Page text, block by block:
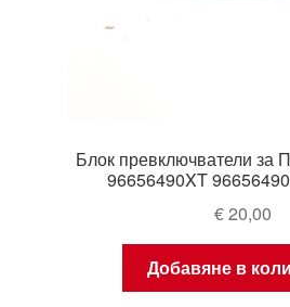
Блок превключватели за
96656490XT
€20,00
Добавяне в